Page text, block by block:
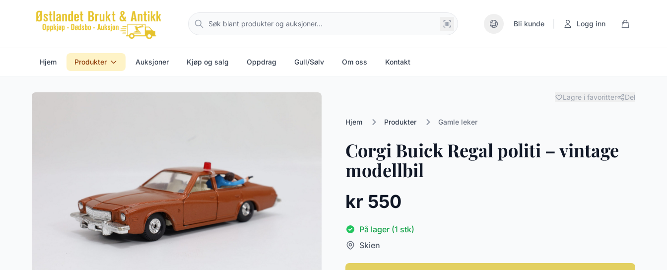
Bli kunde Logg inn
Hjem Produkter Auksjoner Kjøp og salg Oppdrag Gull/Sølv Om oss Kontakt
Lagre i favoritter Del
Hjem Produkter Gamle leker
Corgi Buick Regal politi – vintage
modellbil
kr 550
På lager (1 stk)
Skien